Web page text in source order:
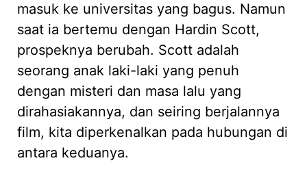
masuk ke universitas yang bagus. Namun
saat ia bertemu dengan Hardin Scott,
prospeknya berubah. Scott adalah
seorang anak laki-laki yang penuh
dengan misteri dan masa lalu yang
dirahasiakannya, dan seiring berjalannya
film, kita diperkenalkan pada hubungan di
antara keduanya.